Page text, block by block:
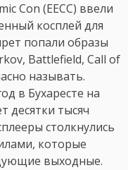
Con (EECC) ввели
косплей для
попали образы
Battlefield, Call of
называть.
в Бухаресте на
десятки тысяч
столкнулись
которые
выходные.